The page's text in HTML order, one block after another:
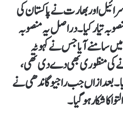
اور بھارت نے پاکستان کی
تیار کیا۔ دراصل یہ منصوبہ
میں سامنے آیا جس نے کہوٹہ
کی منظوری بھی دے دی تھی،
بعد ازاں جب راجیو گاندھی نے
کا شکار ہوگیا۔